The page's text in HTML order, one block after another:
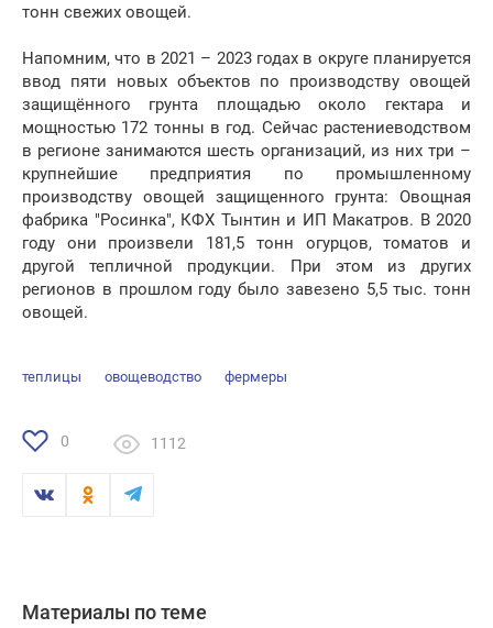
тонн свежих овощей.
Напомним, что в 2021 – 2023 годах в округе планируется
ввод пяти новых объектов по производству овощей
защищённого грунта площадью около гектара и
мощностью 172 тонны в год. Сейчас растениеводством
в регионе занимаются шесть организаций, из них три –
крупнейшие предприятия по промышленному
производству овощей защищенного грунта: Овощная
фабрика "Росинка", КФХ Тынтин и ИП Макатров. В 2020
году они произвели 181,5 тонн огурцов, томатов и
другой тепличной продукции. При этом из других
регионов в прошлом году было завезено 5,5 тыс. тонн
овощей.
теплицы овощеводство фермеры
0 1112
Материалы по теме